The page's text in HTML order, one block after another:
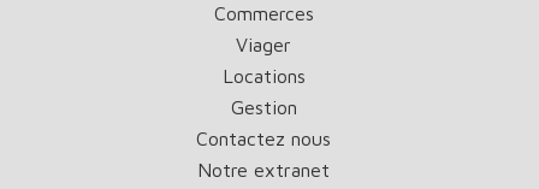
Commerces
Viager
Locations
Gestion
Contactez nous
Notre extranet